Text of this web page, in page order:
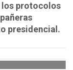
los protocolos
presidencial.